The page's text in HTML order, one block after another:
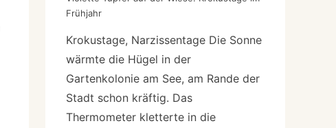
Frühjahr
Krokustage, Narzissentage Die Sonne
wärmte die Hügel in der
Gartenkolonie am See, am Rande der
Stadt schon kräftig. Das
Thermometer kletterte in die